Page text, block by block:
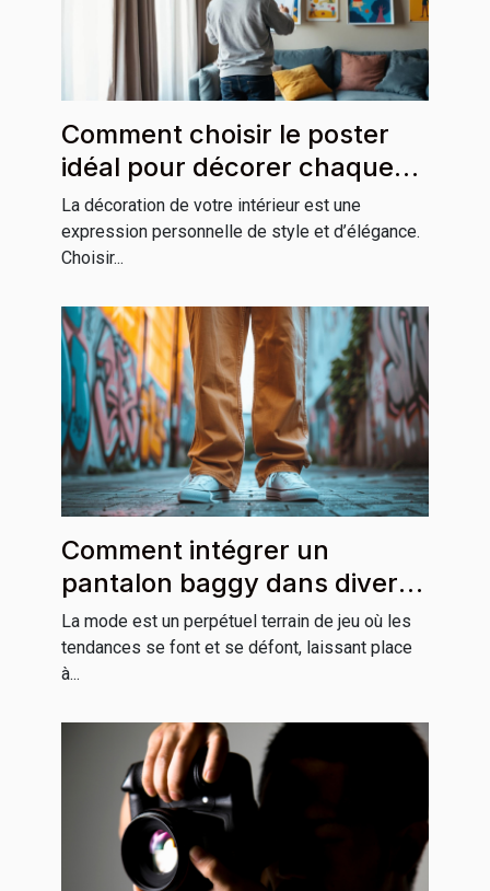
Comment choisir le poster
idéal pour décorer chaque
pièce de votre maison
La décoration de votre intérieur est une
expression personnelle de style et d’élégance.
Choisir...
Comment intégrer un
pantalon baggy dans divers
styles vestimentaires
La mode est un perpétuel terrain de jeu où les
tendances se font et se défont, laissant place
à...